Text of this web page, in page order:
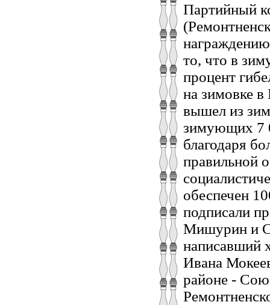
Партийный
то, что в
процент
на зимовке
вышел из
зимующих 7
благодаря
правильной
обеспечен
подписали
Мишурин и
написавший
Ивана
районе ‑